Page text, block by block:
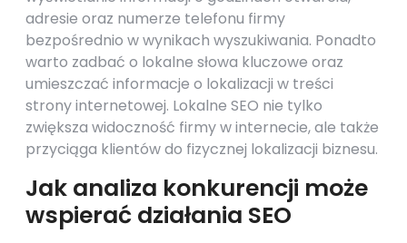
adresie oraz numerze telefonu firmy
bezpośrednio w wynikach wyszukiwania. Ponadto
warto zadbać o lokalne słowa kluczowe oraz
umieszczać informacje o lokalizacji w treści
strony internetowej. Lokalne SEO nie tylko
zwiększa widoczność firmy w internecie, ale także
przyciąga klientów do fizycznej lokalizacji biznesu.
Jak analiza konkurencji może
wspierać działania SEO